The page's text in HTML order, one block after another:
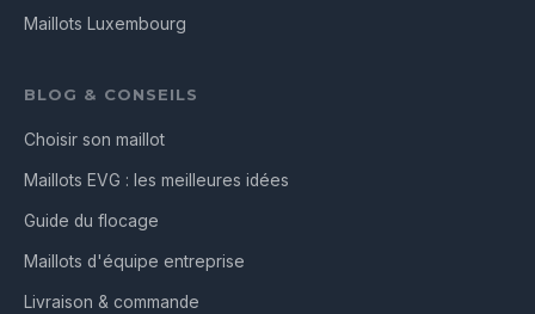
Maillots Luxembourg
BLOG & CONSEILS
Choisir son maillot
Maillots EVG : les meilleures idées
Guide du flocage
Maillots d'équipe entreprise
Livraison & commande